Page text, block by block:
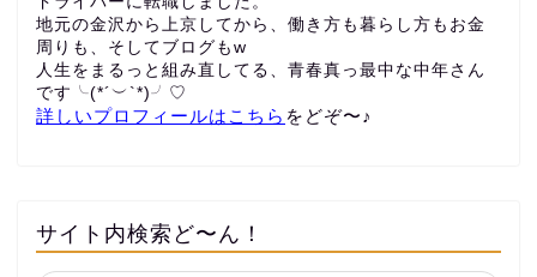
地元の金沢から上京してから、働き方も暮らし方もお金
周りも、 そしてブログもw
人生をまるっと組み直してる、青春真っ最中な中年さん
です╰(*´︶`*)╯♡
詳しいプロフィールはこちら をどぞ〜♪
サイト内検索ど〜ん！